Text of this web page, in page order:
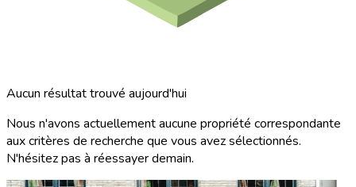
Aucun résultat trouvé aujourd'hui
Nous n'avons actuellement aucune propriété correspondante
aux critères de recherche que vous avez sélectionnés.
N'hésitez pas à réessayer demain.